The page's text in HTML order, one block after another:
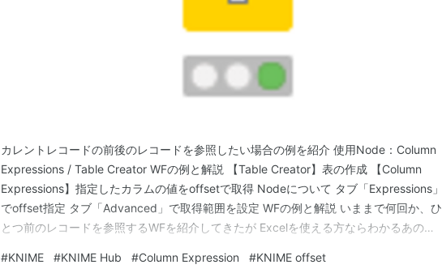
カレントレコードの前後のレコードを参照したい場合の例を紹介 使用Node：Column
Expressions / Table Creator WFの例と解説 【Table Creator】表の作成 【Column
Expressions】指定したカラムの値をoffsetで取得 Nodeについて タブ「Expressions」
でoffset指定 タブ「Advanced」で取得範囲を設定 WFの例と解説 いままで何回か、ひ
とつ前のレコードを参照するWFを紹介してきたが Excelを使える方ならわかるあの
#KNIME #KNIME Hub #Column Expression #KNIME offset